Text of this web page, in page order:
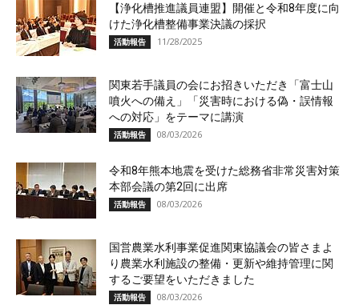
【浄化槽推進議員連盟】開催と令和8年度に向
けた浄化槽整備事業決議の採択
活動報告 11/28/2025
関東若手議員の会にお招きいただき「富士山
噴火への備え」「災害時における偽・誤情報
への対応」をテーマに講演
活動報告 08/03/2026
令和8年熊本地震を受けた総務省非常災害対策
本部会議の第2回に出席
活動報告 08/03/2026
国営農業水利事業促進関東協議会の皆さまよ
り農業水利施設の整備・更新や維持管理に関
するご要望をいただきました
活動報告 08/03/2026